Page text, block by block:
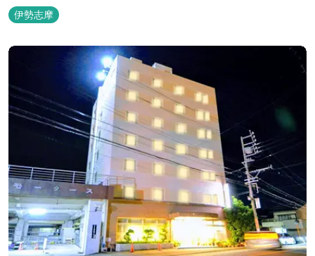
ス」をはじめ、まるで「パフェ」のような創作クレープを味わえま
す。 また季節に合わせて、期間限定クレープやドリンク種類も豊富
ですので、伊勢志摩旅行の際にはぜひお立ち寄りいただければと思
います。 店舗前のテラス...
伊勢志摩